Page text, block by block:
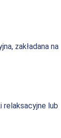
zakładana na
lub